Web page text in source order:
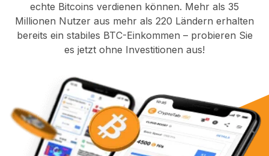
echte Bitcoins verdienen können. Mehr als 35
Millionen Nutzer aus mehr als 220 Ländern erhalten
bereits ein stabiles BTC-Einkommen – probieren Sie
es jetzt ohne Investitionen aus!